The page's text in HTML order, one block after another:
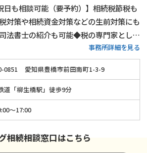
日も相談可能（要予約）】相続税節税も
対策や相続資金対策などの生前対策にも
法書士の紹介も可能◆税の専門家として
告まで一貫して対応いたします。「相続
とお悩みでしたら、当事務所までご相談
事務所詳細を見る
-0851 愛知県豊橋市前田南町1-3-9
道「柳生橋駅」徒歩9分
～17:00
相続相談窓口はこちら